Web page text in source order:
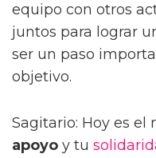
equipo con otros
juntos para lograr
ser un paso
objetivo.
Sagitario: Hoy es el
apoyo y tu